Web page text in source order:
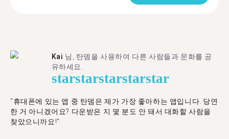
Kai 님, 탄뎀을 사용하여 다른 사람들과 문화를 공
유하세요.
starstarstarstarstar
"휴대폰에 있는 앱 중 탄뎀은 제가 가장 좋아하는 앱입니다. 당연
한 거 아니겠어요? 다운받은 지 몇 분도 안 돼서 대화할 사람을
찾았으니까요!"